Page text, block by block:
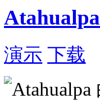
演示 下载